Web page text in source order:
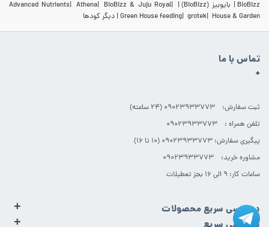
BioBizz بایوبیز (BioBizz) Advanced Nutrients Athena
BioBizz & Juju Royal
Green House feeding grotek House & Garden دیگر کودها
تماس با ما
+
ثبت سفارش: 09023933773 (۲۴ ساعته)
تلفن همراه : 09023933773
پیگیری سفارش: 09023933773 (۱۰ تا ۱۶)
مشاوره خرید: 09023933773
ساعات کار: ۹ الی ۱۶ بجز تعطیلات
دسترسی سریع محصولات +
+